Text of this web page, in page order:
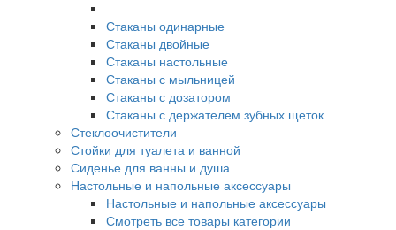
Стаканы одинарные
Стаканы двойные
Стаканы настольные
Стаканы с мыльницей
Стаканы с дозатором
Стаканы с держателем зубных щеток
Стеклоочистители
Стойки для туалета и ванной
Сиденье для ванны и душа
Настольные и напольные аксессуары
Настольные и напольные аксессуары
Смотреть все товары категории